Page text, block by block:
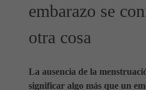
embarazo se
otra cosa
La ausencia de la
significar algo más que un